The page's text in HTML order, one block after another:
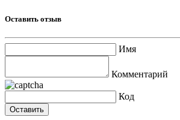
Оставить отзыв
Имя
Комментарий
Код